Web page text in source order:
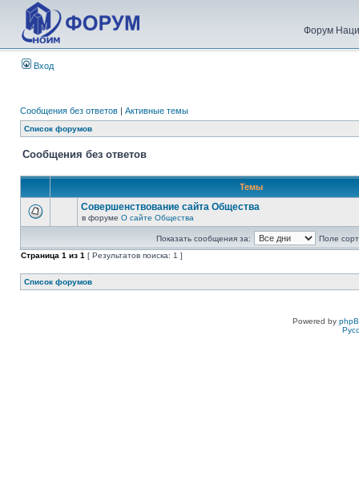
Форум
Вход
Сообщения без ответов | Активные темы
Список форумов
Сообщения без ответов
Темы
Совершенствование сайта Общества
в форуме О сайте Общества
Показать сообщения за:
Поле
Страница 1 из 1 [ Результатов поиска: 1 ]
Список форумов
Powered by